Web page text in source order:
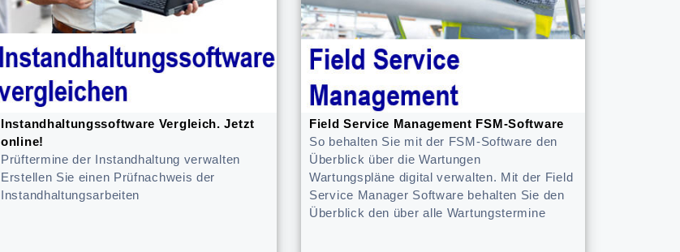
Instandhaltungssoftware Vergleich. Jetzt
online!
Prüftermine der Instandhaltung verwalten
Erstellen Sie einen Prüfnachweis der
Instandhaltungsarbeiten
Field Service Management FSM-Software
So behalten Sie mit der FSM-Software den
Überblick über die Wartungen
Wartungspläne digital verwalten. Mit der Field
Service Manager Software behalten Sie den
Überblick den über alle Wartungstermine